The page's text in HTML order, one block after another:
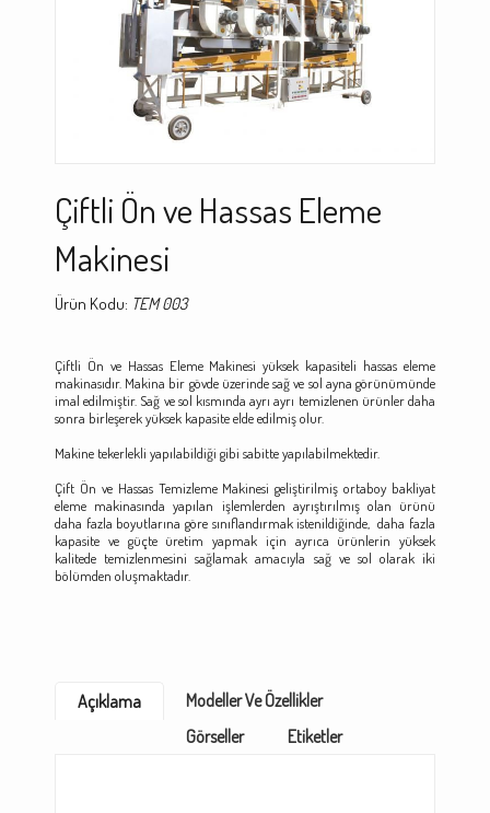
Çiftli Ön ve Hassas Eleme
Makinesi
Ürün Kodu: TEM 003
Çiftli Ön ve Hassas Eleme Makinesi yüksek kapasiteli hassas eleme
makinasıdır. Makina bir gövde üzerinde sağ ve sol ayna görünümünde
imal edilmiştir. Sağ ve sol kısmında ayrı ayrı temizlenen ürünler daha
sonra birleşerek yüksek kapasite elde edilmiş olur.
Makine tekerlekli yapılabildiği gibi sabitte yapılabilmektedir.
Çift Ön ve Hassas Temizleme Makinesi geliştirilmiş ortaboy bakliyat
eleme makinasında yapılan işlemlerden ayrıştırılmış olan ürünü
daha fazla boyutlarına göre sınıflandırmak istenildiğinde, daha fazla
kapasite ve güçte üretim yapmak için ayrıca ürünlerin yüksek
kalitede temizlenmesini sağlamak amacıyla sağ ve sol olarak iki
bölümden oluşmaktadır.
Açıklama
Modeller Ve Özellikler
Görseller
Etiketler